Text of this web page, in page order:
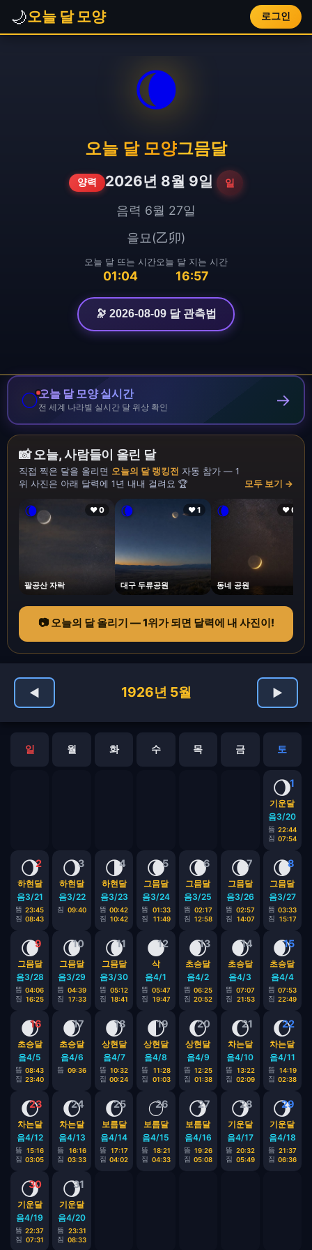
🌙오늘 달 모양 로그인
🌘
오늘 달 모양그믐달
양력 2026년 8월 9일 일
음력 6월 27일
을묘(乙卯)
오늘 달 뜨는 시간
01:04
오늘 달 지는 시간
16:57
🔭 2026-08-09 달 관측법
🌕오늘 달 모양 실시간
전 세계 나라별 실시간 달 위상 확인 →
📸 오늘, 사람들이 올린 달
직접 찍은 달을 올리면 오늘의 달 랭킹전 자동 참가 — 1
위 사진은 아래 달력에 1년 내내 걸려요 🏆
모두 보기 →
🌘 ❤ 0
팔공산 자락
🌘 ❤ 1
대구 두류공원
🌘 ❤ 0
동네 공원
📷 오늘의 달 올리기 — 1위가 되면 달력에 내 사진이!
◀ 1926년 5월 ▶
일 월 화 수 목 금 토
1
🌖
기운달
음3/20
뜸 22:44
짐 07:54
2
🌖
하현달
음3/21
뜸 23:45
짐 08:43
3
🌖
하현달
음3/22
짐 09:40
4
🌗
하현달
음3/23
뜸 00:42
짐 10:42
5
🌘
그믐달
음3/24
뜸
01:33
짐
11:49
6
🌘
그믐달
음3/25
뜸 02:17
짐 12:58
7
🌘
그믐달
음3/26
뜸 02:57
짐
14:07
8
🌘
그믐달
음3/27
뜸 03:33
짐
15:17
9
🌘
그믐달
음3/28
뜸 04:06
짐 16:25
10
🌘
그믐달
음3/29
뜸 04:39
짐
17:33
11
🌘
그믐달
음3/30
뜸 05:12
짐
18:41
12
🌑
삭
음4/1
뜸 05:47
짐
19:47
13
🌒
초승달
음4/2
뜸 06:25
짐 20:52
14
🌒
초승달
음4/3
뜸 07:07
짐
21:53
15
🌒
초승달
음4/4
뜸 07:53
짐 22:49
16
🌒
초승달
음4/5
뜸 08:43
짐 23:40
17
🌒
초승달
음4/6
뜸 09:36
18
🌒
상현달
음4/7
뜸 10:32
짐 00:24
19
🌓
상현달
음4/8
뜸
11:28
짐
01:03
20
🌔
상현달
음4/9
뜸 12:25
짐 01:38
21
🌔
차는달
음4/10
뜸
13:22
짐 02:09
22
🌔
차는달
음4/11
뜸
14:19
짐 02:38
23
🌔
차는달
음4/12
뜸
15:16
짐 03:05
24
🌔
차는달
음4/13
뜸
16:16
짐 03:33
25
🌔
보름달
음4/14
뜸
17:17
짐 04:02
26
🌕
보름달
음4/15
뜸
18:21
짐 04:33
27
🌖
보름달
음4/16
뜸 19:26
짐 05:08
28
🌖
기운달
음4/17
뜸 20:32
짐 05:49
29
🌖
기운달
음4/18
뜸 21:37
짐 06:36
30
🌖
기운달
음4/19
뜸 22:37
짐 07:31
31
🌖
기운달
음4/20
뜸
23:31
짐 08:33